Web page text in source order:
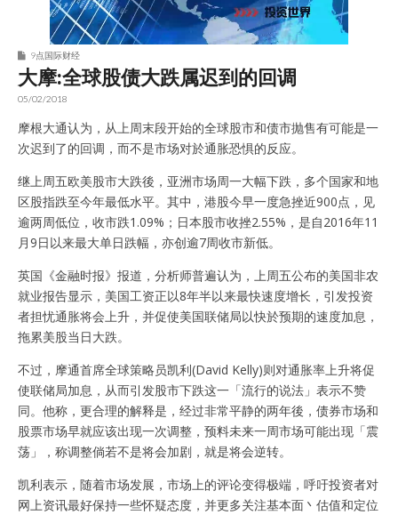
9点国际财经
大摩:全球股债大跌属迟到的回调
05/02/2018
摩根大通认为，从上周末段开始的全球股市和债市抛售有可能是一
次迟到了的回调，而不是市场对於通胀恐惧的反应。
继上周五欧美股市大跌後，亚洲市场周一大幅下跌，多个国家和地
区股指跌至今年最低水平。其中，港股今早一度急挫近900点，见
逾两周低位，收市跌1.09%；日本股市收挫2.55%，是自2016年11
月9日以来最大单日跌幅，亦创逾7周收市新低。
英国《金融时报》报道，分析师普遍认为，上周五公布的美国非农
就业报告显示，美国工资正以8年半以来最快速度增长，引发投资
者担忧通胀将会上升，并促使美国联储局以快於预期的速度加息，
拖累美股当日大跌。
不过，摩通首席全球策略员凯利(David Kelly)则对通胀率上升将促
使联储局加息，从而引发股市下跌这一「流行的说法」表示不赞
同。他称，更合理的解释是，经过非常平静的两年後，债券市场和
股票市场早就应该出现一次调整，预料未来一周市场可能出现「震
荡」，称调整倘若不是将会加剧，就是将会逆转。
凯利表示，随着市场发展，市场上的评论变得极端，呼吁投资者对
网上资讯最好保持一些怀疑态度，并更多关注基本面丶估值和定位